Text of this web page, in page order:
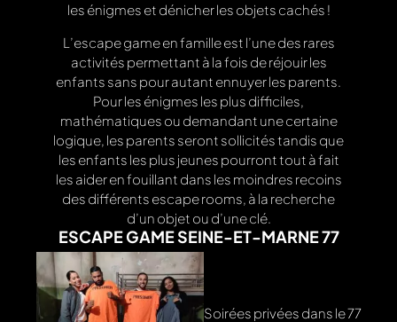
les énigmes et dénicher les objets cachés !
L’escape game en famille est l’une des rares
activités permettant à la fois de réjouir les
enfants sans pour autant ennuyer les parents.
Pour les énigmes les plus difficiles,
mathématiques ou demandant une certaine
logique, les parents seront sollicités tandis que
les enfants les plus jeunes pourront tout à fait
les aider en fouillant dans les moindres recoins
des différents escape rooms, à la recherche
d’un objet ou d’une clé.
ESCAPE GAME SEINE-ET-MARNE 77
Soirées privées dans le 77